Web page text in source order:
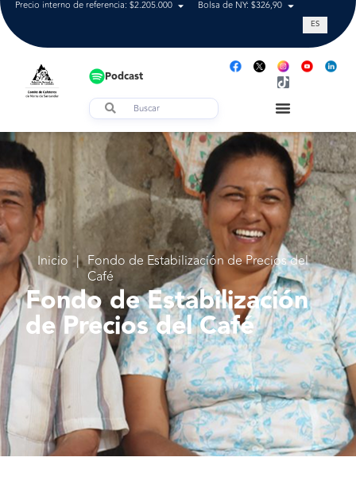
Precio interno de referencia: $2.205.000 Bolsa de NY: $326,90 Tasa de
ES
Podcast
Inicio | Fondo de Estabilización de Precios del
Café
Fondo de Estabilización
de Precios del Café